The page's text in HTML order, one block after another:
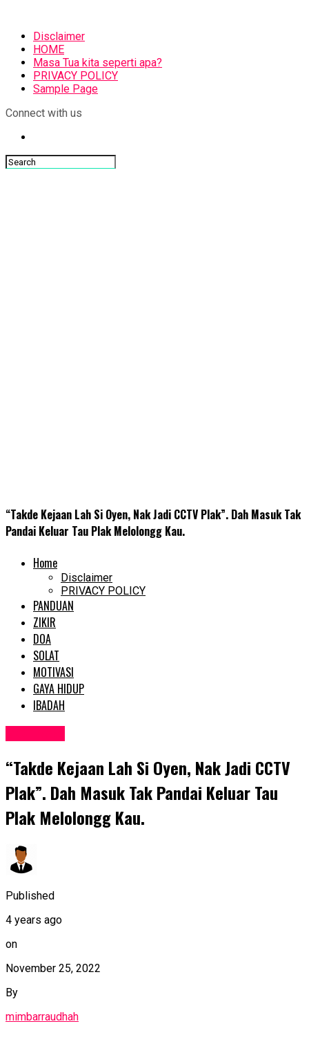
Disclaimer
HOME
Masa Tua kita seperti apa?
PRIVACY POLICY
Sample Page
Connect with us
“Takde Kejaan Lah Si Oyen, Nak Jadi CCTV Plak”. Dah Masuk Tak
Pandai Keluar Tau Plak Melolongg Kau.
Home
Disclaimer
PRIVACY POLICY
PANDUAN
ZIKIR
DOA
SOLAT
MOTIVASI
GAYA HIDUP
IBADAH
“Takde Kejaan Lah Si Oyen, Nak Jadi CCTV
Plak”. Dah Masuk Tak Pandai Keluar Tau
Plak Melolongg Kau.
Published
4 years ago
on
November 25, 2022
By
mimbarraudhah